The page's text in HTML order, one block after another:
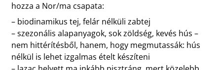
hozza a Nor/ma csapata:
– biodinamikus tej, felár nélküli zabtej
– szezonális alapanyagok, sok zöldség, kevés hús –
nem hittérítésből, hanem, hogy megmutassák: hús
nélkül is lehet izgalmas ételt készíteni